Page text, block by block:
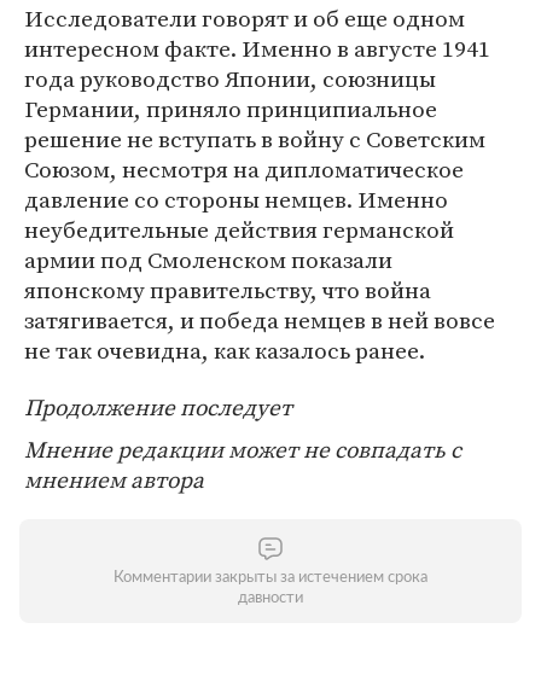
Исследователи говорят и об еще одном
интересном факте. Именно в августе 1941
года руководство Японии, союзницы
Германии, приняло принципиальное
решение не вступать в войну с Советским
Союзом, несмотря на дипломатическое
давление со стороны немцев. Именно
неубедительные действия германской
армии под Смоленском показали
японскому правительству, что война
затягивается, и победа немцев в ней вовсе
не так очевидна, как казалось ранее.
Продолжение последует
Мнение редакции может не совпадать с
мнением автора
Комментарии закрыты за истечением срока
давности